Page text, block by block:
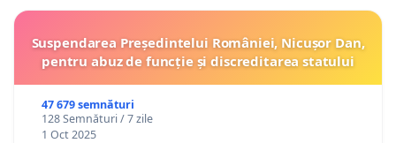
Suspendarea Președintelui României, Nicușor Dan,
pentru abuz de funcție și discreditarea statului
47 679 semnături
128 Semnături / 7 zile
1 Oct 2025